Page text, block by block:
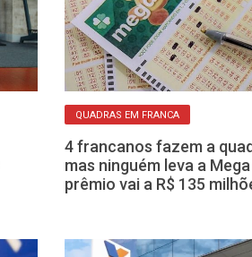
QUADRAS EM FRANCA
4 francanos fazem a
mas ninguém leva a
prêmio vai a R$ 135